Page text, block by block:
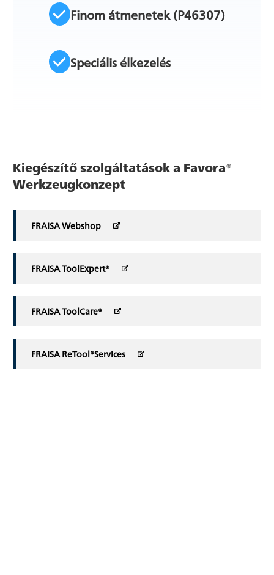
Finom átmenetek (P46307)
Speciális élkezelés
Kiegészítő szolgáltatások a Favora®
Werkzeugkonzept
FRAISA Webshop
FRAISA ToolExpert®
FRAISA ToolCare®
FRAISA ReTool®Services